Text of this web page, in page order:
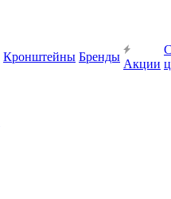
Кронштейны Бренды
Акции